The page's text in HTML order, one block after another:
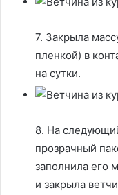
7. Закрыла
пленкой) в
на сутки.
8. На
прозрачный
заполнила его
и закрыла